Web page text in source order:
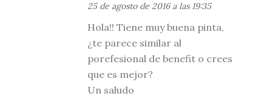
25 de agosto de 2016 a las 19:35
Hola!! Tiene muy buena pinta,
¿te parece similar al
porefesional de benefit o crees
que es mejor?
Un saludo